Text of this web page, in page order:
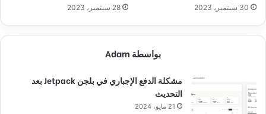
30 سبتمبر، 2023 28 سبتمبر، 2023
بواسطة Adam
مشكلة الدفع الإجباري في بلجن Jetpack بعد
التحديث
21 مايو، 2024